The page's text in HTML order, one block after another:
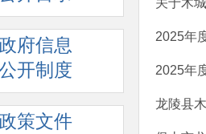
府信息
开制度
策文件
关于木
2025年
2025年
龙陵县